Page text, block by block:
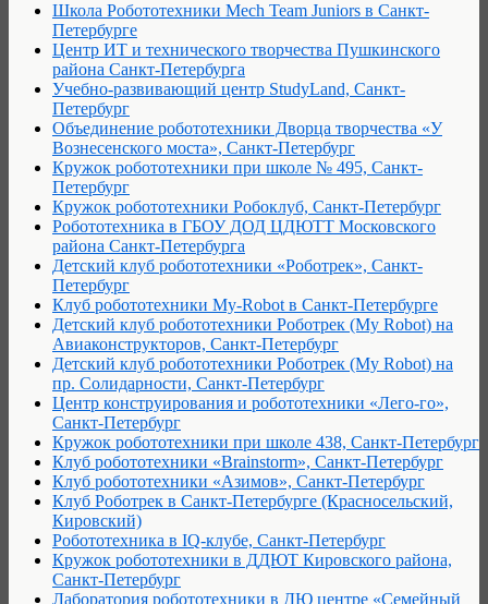
Школа Робототехники Mech Team Juniors в Санкт-
Петербурге
Центр ИТ и технического творчества Пушкинского
района Санкт-Петербурга
Учебно-развивающий центр StudyLand, Санкт-
Петербург
Объединение робототехники Дворца творчества «У
Вознесенского моста», Санкт-Петербург
Кружок робототехники при школе № 495, Санкт-
Петербург
Кружок робототехники Робоклуб, Санкт-Петербург
Робототехника в ГБОУ ДОД ЦДЮТТ Московского
района Санкт-Петербурга
Детский клуб робототехники «Роботрек», Санкт-
Петербург
Клуб робототехники My-Robot в Санкт-Петербурге
Детский клуб робототехники Роботрек (My Robot) на
Авиаконструкторов, Санкт-Петербург
Детский клуб робототехники Роботрек (My Robot) на
пр. Солидарности, Санкт-Петербург
Центр конструирования и робототехники «Лего-го»,
Санкт-Петербург
Кружок робототехники при школе 438, Санкт-Петербург
Клуб робототехники «Brainstorm», Санкт-Петербург
Клуб робототехники «Азимов», Санкт-Петербург
Клуб Роботрек в Санкт-Петербурге (Красносельский,
Кировский)
Робототехника в IQ-клубе, Санкт-Петербург
Кружок робототехники в ДДЮТ Кировского района,
Санкт-Петербург
Лаборатория робототехники в ДЮ центре «Семейный